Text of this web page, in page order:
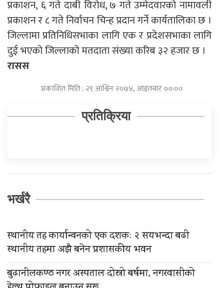
प्रकाशन, ६ गते दाबी विरोध, ७ गते उम्मेदवारको नामावली
प्रकाशन र ८ गते निर्वाचन चिन्ह प्रदान गर्ने कार्यतालिका छ ।
जिल्लामा प्रतिनिधिसभाका लागि एक र प्रदेशसभाका लागि
दुई भएको जिल्लाको मतदाता संख्या करिब ३२ हजार छ ।
रासस
प्रकाशित मिति : २९ आश्विन २०७४, आइतबार ००:००
प्रतिक्रिया
भर्खरै
स्थानीय तह कार्यान्वनको एक दशकः २ सयभन्दा बढी
स्थानीय तहमा अझै बनेन प्रशासकीय भवन
बुढानीलकण्ठ नगर अस्पताल दोस्रो बर्षमा, नगरवासीको